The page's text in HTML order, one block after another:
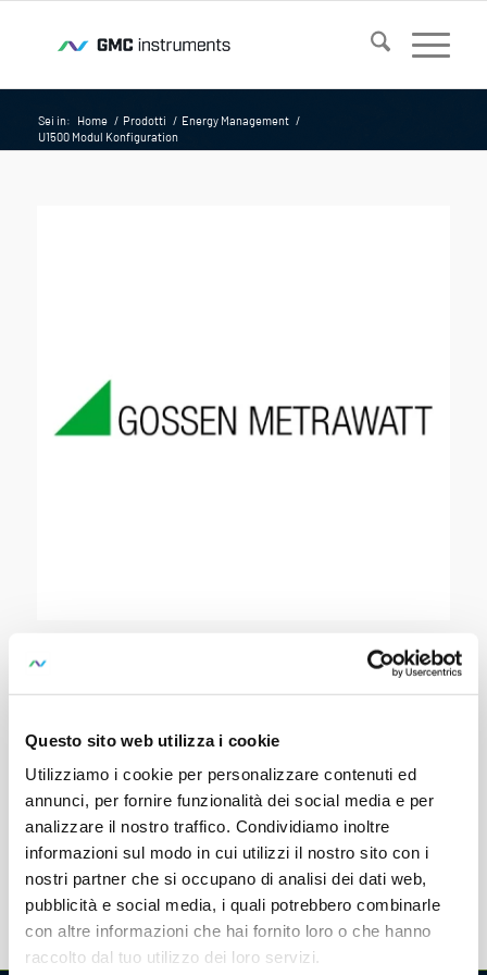
Questo sito web utilizza i cookie
Utilizziamo i cookie per personalizzare contenuti ed
annunci, per fornire funzionalità dei social media e per
analizzare il nostro traffico. Condividiamo inoltre
informazioni sul modo in cui utilizzi il nostro sito con i
nostri partner che si occupano di analisi dei dati web,
pubblicità e social media, i quali potrebbero combinarle
con altre informazioni che hai fornito loro o che hanno
raccolto dal tuo utilizzo dei loro servizi.
Sei in: Home / Prodotti / Energy Management /
U1500 Modul Konfiguration
U1500 MODUL
KONFIGURATION
SKU:Z302C
U1500 software – load optimization
configuration module